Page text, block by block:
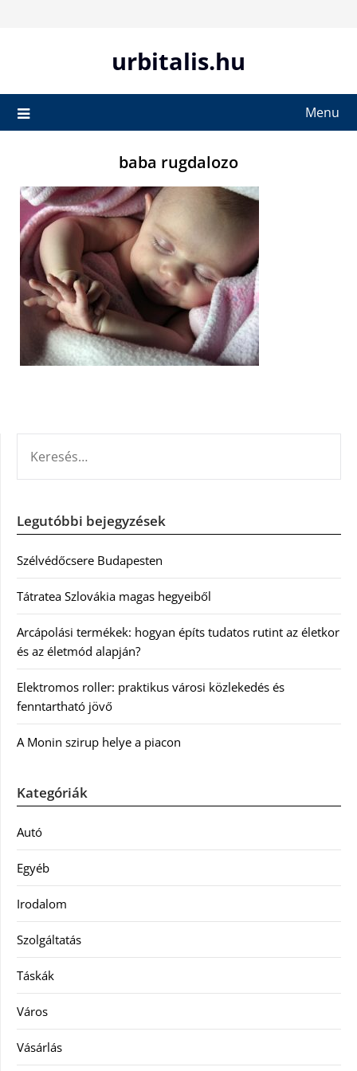
urbitalis.hu
Menu
baba rugdalozo
Legutóbbi bejegyzések
Szélvédőcsere Budapesten
Tátratea Szlovákia magas hegyeiből
Arcápolási termékek: hogyan építs tudatos rutint az életkor
és az életmód alapján?
Elektromos roller: praktikus városi közlekedés és
fenntartható jövő
A Monin szirup helye a piacon
Kategóriák
Autó
Egyéb
Irodalom
Szolgáltatás
Táskák
Város
Vásárlás